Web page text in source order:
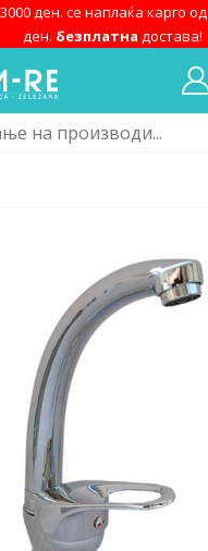
ден. се наплаќа карго
ден. безплатна достава!